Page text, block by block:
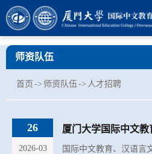
师资队伍
首页 -> 师资队伍 -> 人才招聘
26
2026-03